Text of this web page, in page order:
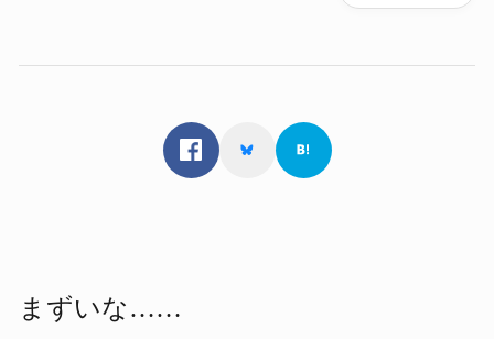
まずいな……